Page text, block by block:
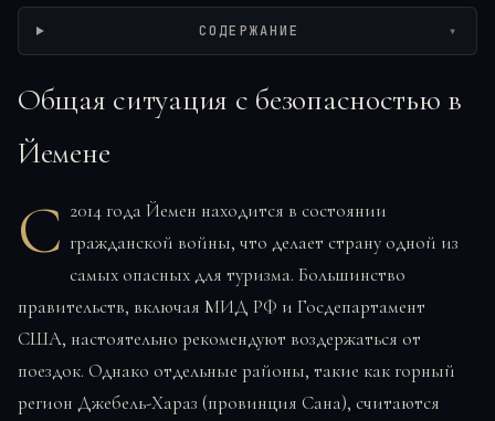
СОДЕРЖАНИЕ ▾
Общая ситуация с безопасностью в
Йемене
С 2014 года Йемен находится в состоянии
гражданской войны, что делает страну одной из
самых опасных для туризма. Большинство
правительств, включая МИД РФ и Госдепартамент
США, настоятельно рекомендуют воздержаться от
поездок. Однако отдельные районы, такие как горный
регион Джебель-Хараз (провинция Сана), считаются